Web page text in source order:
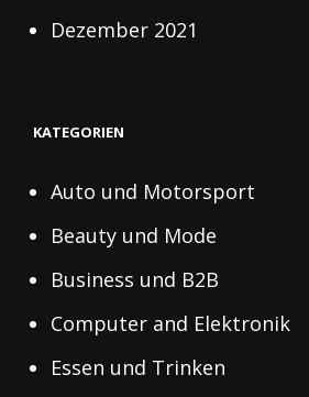
Dezember 2021
KATEGORIEN
Auto und Motorsport
Beauty und Mode
Business und B2B
Computer and Elektronik
Essen und Trinken